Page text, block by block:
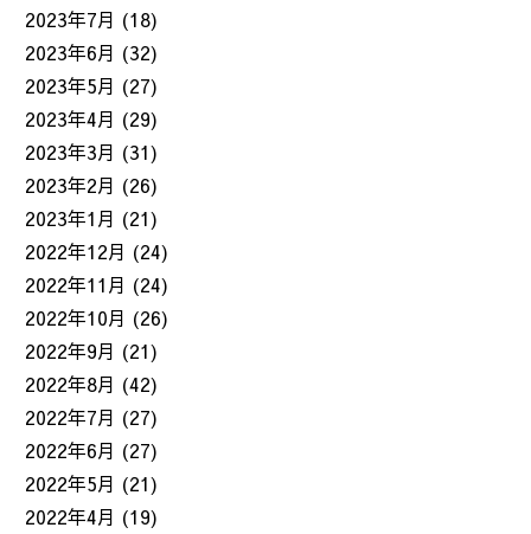
2023年7月 (18)
2023年6月 (32)
2023年5月 (27)
2023年4月 (29)
2023年3月 (31)
2023年2月 (26)
2023年1月 (21)
2022年12月 (24)
2022年11月 (24)
2022年10月 (26)
2022年9月 (21)
2022年8月 (42)
2022年7月 (27)
2022年6月 (27)
2022年5月 (21)
2022年4月 (19)